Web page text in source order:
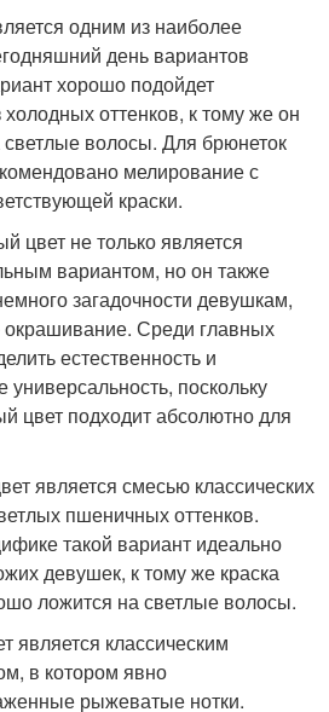
одним из наиболее
день вариантов
хорошо подойдет
оттенков, к тому же он
волосы. Для брюнеток
мелирование с
краски.
цвет не только является
вариантом, но он также
загадочности девушкам,
Среди главных
естественность и
универсальность, поскольку
цвет подходит абсолютно для
является смесью классических
пшеничных оттенков.
такой вариант идеально
девушек, к тому же краска
ложится на светлые волосы.
классическим
в котором явно
рыжеватые нотки.